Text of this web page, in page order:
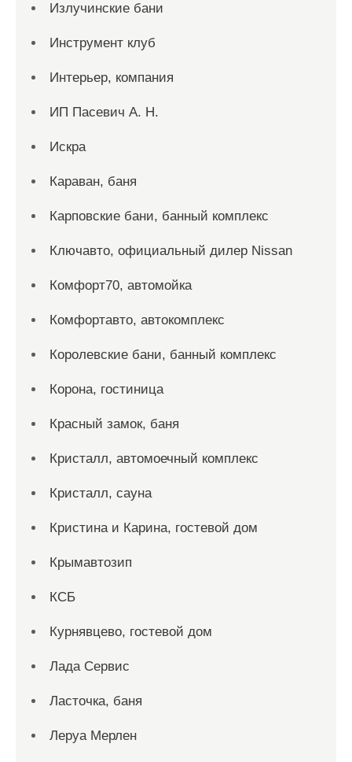
Излучинские бани
Инструмент клуб
Интерьер, компания
ИП Пасевич А. Н.
Искра
Караван, баня
Карповские бани, банный комплекс
Ключавто, официальный дилер Nissan
Комфорт70, автомойка
Комфортавто, автокомплекс
Королевские бани, банный комплекс
Корона, гостиница
Красный замок, баня
Кристалл, автомоечный комплекс
Кристалл, сауна
Кристина и Карина, гостевой дом
Крымавтозип
КСБ
Курнявцево, гостевой дом
Лада Сервис
Ласточка, баня
Леруа Мерлен